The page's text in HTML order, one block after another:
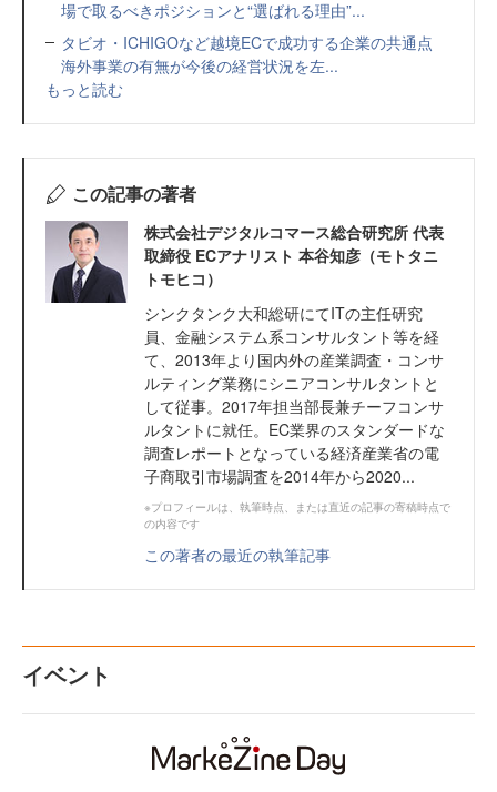
場で取るべきポジションと“選ばれる理由”...
タビオ・ICHIGOなど越境ECで成功する企業の共通点
海外事業の有無が今後の経営状況を左...
もっと読む
この記事の著者
株式会社デジタルコマース総合研究所 代表
取締役 ECアナリスト 本谷知彦（モトタニ
トモヒコ）
シンクタンク大和総研にてITの主任研究
員、金融システム系コンサルタント等を経
て、2013年より国内外の産業調査・コンサ
ルティング業務にシニアコンサルタントと
して従事。2017年担当部長兼チーフコンサ
ルタントに就任。EC業界のスタンダードな
調査レポートとなっている経済産業省の電
子商取引市場調査を2014年から2020...
※プロフィールは、執筆時点、または直近の記事の寄稿時点で
の内容です
この著者の最近の執筆記事
イベント